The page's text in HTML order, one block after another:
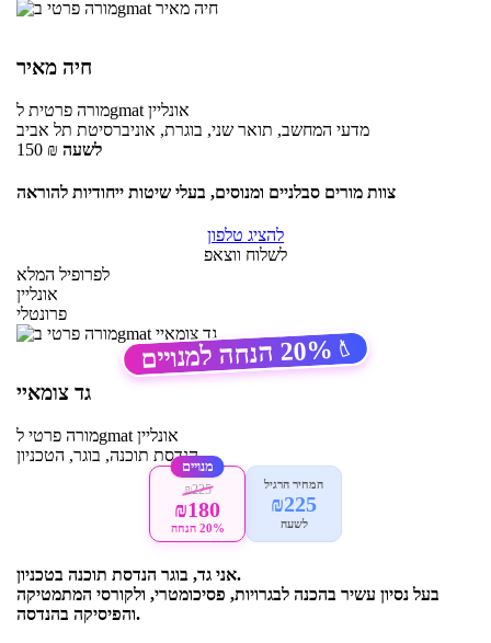
חיה מאיר
מורה פרטיתלgmat אונליין
מדעי המחשב, תואר שני, בוגרת, אוניברסיטת תל אביב
150 ₪ לשעה
צוות מורים סבלניים ומנוסים, בעלי שיטות ייחודיות להוראה
להציג טלפון
לשלוח ווצאפ
לפרופיל המלא
אונליין
פרונטלי
🏷️
20%
הנחה למנויים
גד צומאיי
מורה פרטילgmat אונליין
הנדסת תוכנה, בוגר, הטכניון
המחיר הרגיל
₪225
לשעה
מנויים
₪225
₪180
20% הנחה
אני גד, בוגר הנדסת תוכנה בטכניון.
בעל נסיון עשיר בהכנה לבגרויות, פסיכומטרי, ולקורסי המתמטיקה
והפיסיקה בהנדסה.